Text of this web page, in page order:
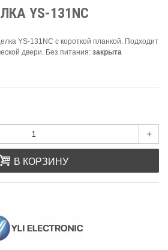
YS-131NC
YS-131NC с короткой планкой. Подходит
двери. Без питания: закрыта
+
В КОРЗИНУ